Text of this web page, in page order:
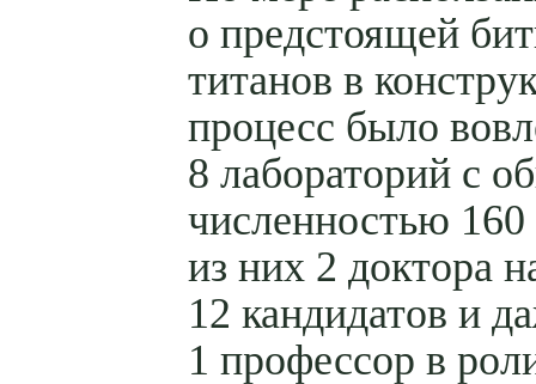
о предстоящей
титанов в
процесс было
8 лабораторий с
численностью 160
из них 2 доктора
12 кандидатов и
1 профессор в